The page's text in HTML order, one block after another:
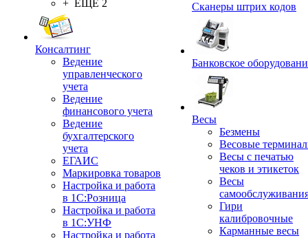
+ ЕЩЕ 2
Консалтинг
Ведение
управленческого
учета
Ведение
финансового учета
Ведение
бухгалтерского
учета
ЕГАИС
Маркировка товаров
Настройка и работа
в 1С:Розница
Настройка и работа
в 1С:УНФ
Настройка и работа
Сканеры штрих кодов
Банковское
Весы
Безмены
Весовые
Весы с печатью
чеков и этикеток
Весы
Гири
калибровочные
Карманные весы